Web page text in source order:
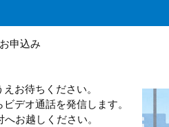
申込み
お待ちください。
話を発信します。
お越しください。